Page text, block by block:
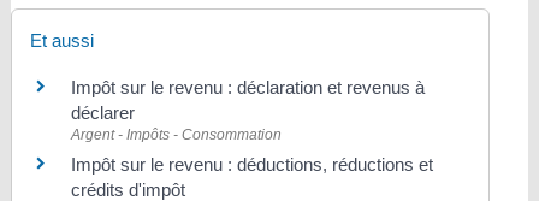
Et aussi
Impôt sur le revenu : déclaration et revenus à
déclarer
Argent - Impôts - Consommation
Impôt sur le revenu : déductions, réductions et
crédits d'impôt